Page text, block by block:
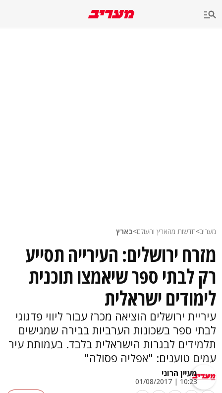
מעריב>חדשות מהארץ והעולם>בארץ
מזרח ירושלים: העירייה תסייע
רק לבתי ספר שיאמצו תוכנית
לימודים ישראלית
עיריית ירושלים הוציאה מכרז עבור ליווי פדגוגי
לבתי ספר בשכונות הערביות בבירה שמגישים
תלמידים לבגרות הישראלית בלבד. בעמותת עיר
עמים טוענים: "אפליה פסולה"
מעיין הרוני
10:23 | 01/08/2017